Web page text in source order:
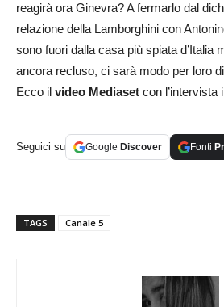
reagirà ora Ginevra? A fermarlo dal
relazione della Lamborghini con
sono fuori dalla casa più spiata d’Italia
ancora recluso, ci sarà modo per loro
Ecco il video Mediaset con l’intervista
Seguici su Google Discover Fonti
TAGS Canale 5